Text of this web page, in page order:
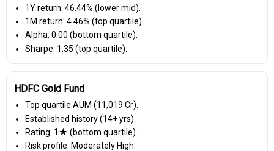
1Y return: 46.44% (lower mid).
1M return: 4.46% (top quartile).
Alpha: 0.00 (bottom quartile).
Sharpe: 1.35 (top quartile).
HDFC Gold Fund
Top quartile AUM (₹11,019 Cr).
Established history (14+ yrs).
Rating: 1★ (bottom quartile).
Risk profile: Moderately High.